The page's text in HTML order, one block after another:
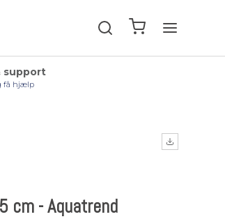
support
få hjælp
cm - Aquatrend